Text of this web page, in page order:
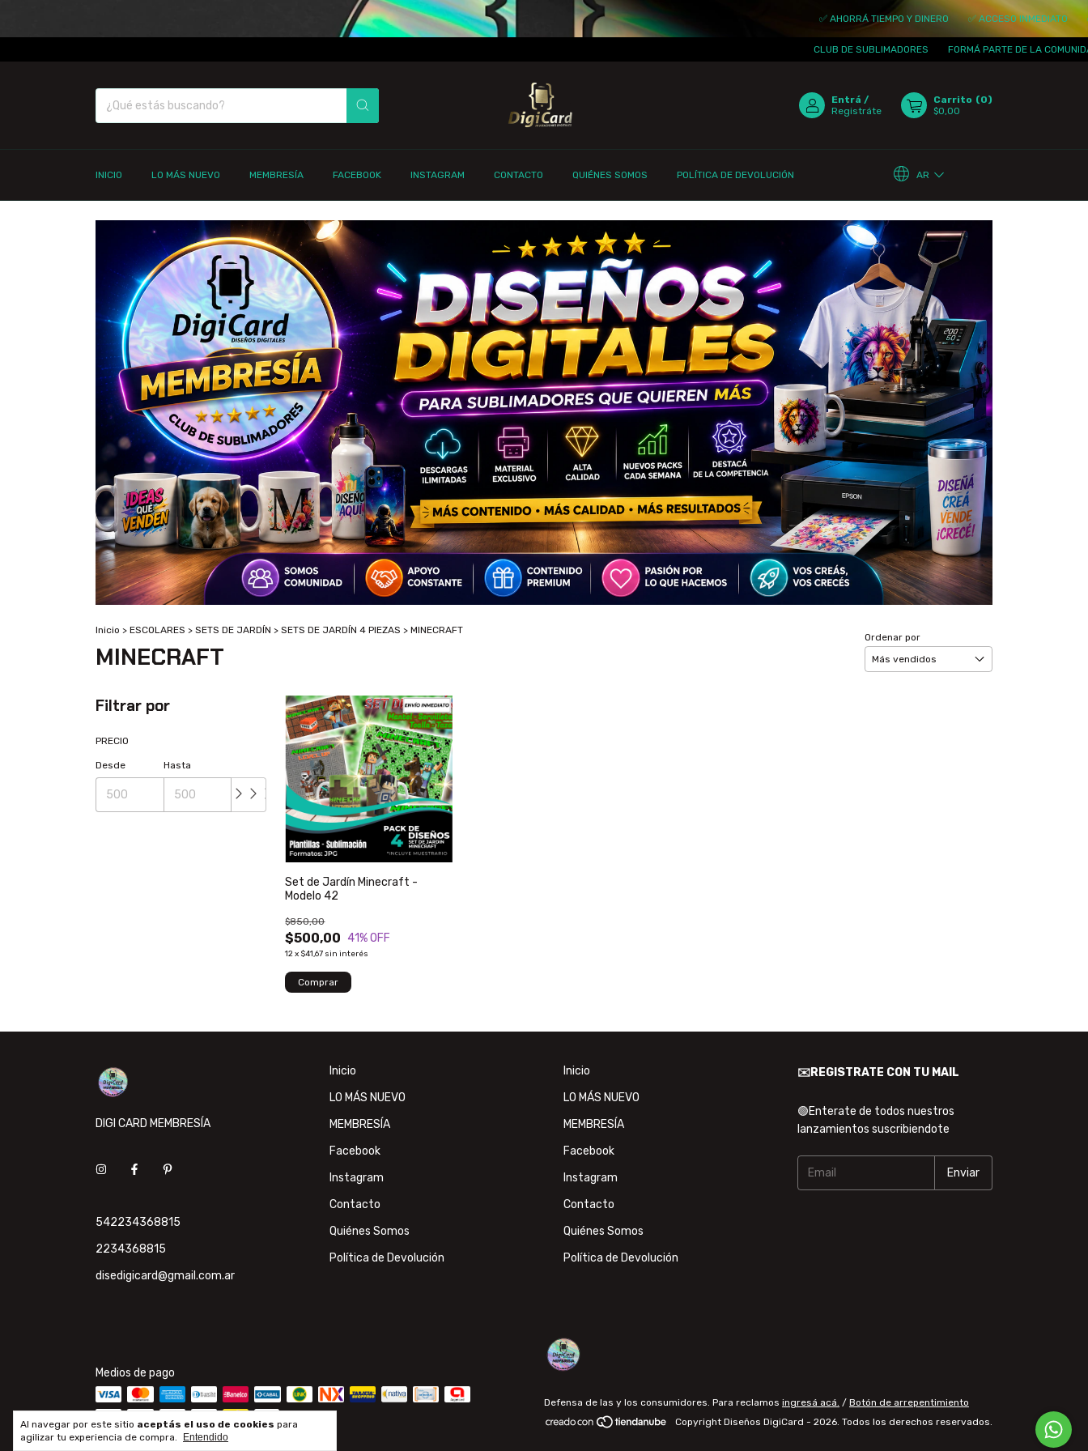
✅ AHORRÁ TIEMPO Y DINERO ✅ ACCESO INMEDIATO ✅
CLUB DE SUBLIMADORES FORMÁ PARTE DE LA COMUNIDAD ¡TE
Entrá /
Registráte
Carrito (0)
$0,00
INICIO LO MÁS NUEVO MEMBRESÍA FACEBOOK INSTAGRAM CONTACTO QUIÉNES SOMOS POLÍTICA DE DEVOLUCIÓN AR
Al navegar por este sitio aceptás el uso de cookies para
agilizar tu experiencia de compra.
Entendido
Inicio > ESCOLARES > SETS DE JARDÍN > SETS DE JARDÍN 4 PIEZAS > MINECRAFT
MINECRAFT
Ordenar por
Filtrar por
PRECIO
Desde Hasta
Set de Jardín Minecraft -
Modelo 42
$500,00
$850,00
41% OFF
12x $41,67 sin interés
DIGI CARD MEMBRESÍA
542234368815
2234368815
disedigicard@gmail.com.ar
Inicio
LO MÁS NUEVO
MEMBRESÍA
Facebook
Instagram
Contacto
Quiénes Somos
Política de Devolución
Inicio
LO MÁS NUEVO
MEMBRESÍA
Facebook
Instagram
Contacto
Quiénes Somos
Política de Devolución
✉️REGISTRATE CON TU MAIL
🟢Enterate de todos nuestros
lanzamientos suscribiendote
Medios de pago
Defensa de las y los consumidores. Para reclamos ingresá acá. / Botón de arrepentimiento
Copyright Diseños DigiCard - 2026. Todos los derechos reservados.